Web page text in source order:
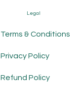
Legal
Terms & Conditions
Privacy Policy
Refund Policy